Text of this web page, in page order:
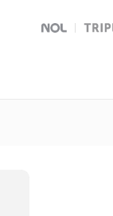
NOL
트리플